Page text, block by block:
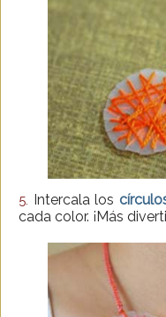
5. Intercala los
cada color. ¡Más